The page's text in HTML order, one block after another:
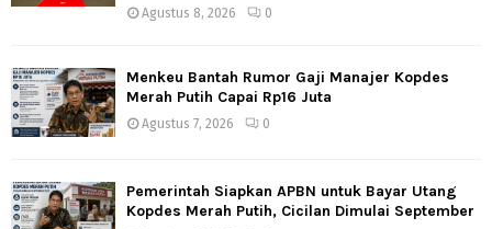
Agustus 8, 2026 0
Menkeu Bantah Rumor Gaji Manajer Kopdes
Merah Putih Capai Rp16 Juta
Agustus 7, 2026 0
Pemerintah Siapkan APBN untuk Bayar Utang
Kopdes Merah Putih, Cicilan Dimulai September